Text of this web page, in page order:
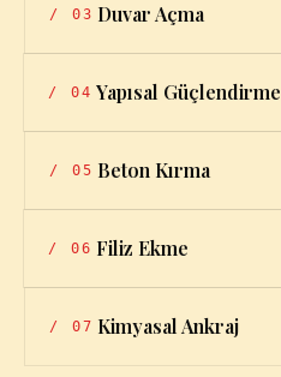
/ 03 Duvar Açma
/ 04 Yapısal Güçlendirme
/ 05 Beton Kırma
/ 06 Filiz Ekme
/ 07 Kimyasal Ankraj